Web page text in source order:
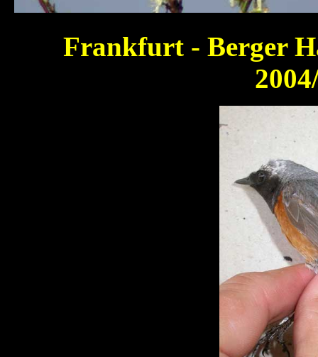
Frankfurt - Berger